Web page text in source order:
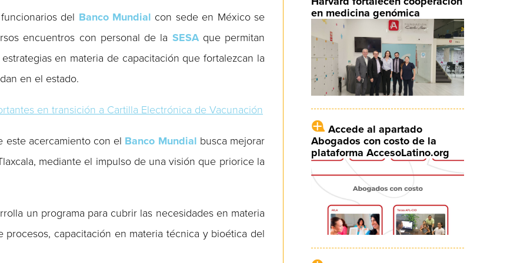
del Banco Mundial con sede en México se
encuentros con personal de la SESAque permitan
en materia de capacitación que fortalezcan la
en el estado.
en transición a Cartilla Electrónica de Vacunación
este acercamiento con el Banco Mundial busca mejorar
mediante el impulso de una visión que priorice la
un programa para cubrir las necesidades en materia
capacitación en materia técnica y bioética del
en medicina genómica
Accede al apartado
Abogados con costo de la
plataforma AccesoLatino.org